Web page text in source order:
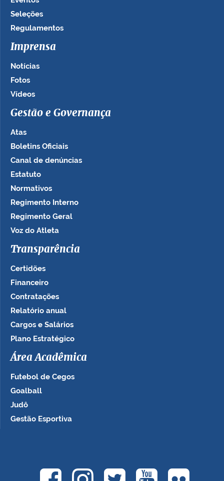
Seleções
Regulamentos
Imprensa
Notícias
Fotos
Vídeos
Gestão e Governança
Atas
Boletins Oficiais
Canal de denúncias
Estatuto
Normativos
Regimento Interno
Regimento Geral
Voz do Atleta
Transparência
Certidões
Financeiro
Contratações
Relatório anual
Cargos e Salários
Plano Estratégico
Área Acadêmica
Futebol de Cegos
Goalball
Judô
Gestão Esportiva